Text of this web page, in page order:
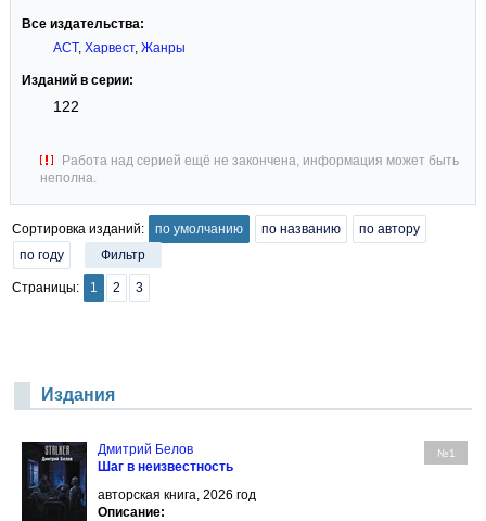
Все издательства:
АСТ, Харвест, Жанры
Изданий в серии:
122
Работа над серией ещё не закончена, информация может быть
неполна.
Сортировка изданий: по умолчанию по названию
по автору
по году
Фильтр
Страницы: 1 2 3
Издания
Дмитрий Белов №1
Шаг в неизвестность
авторская книга, 2026 год
Описание: